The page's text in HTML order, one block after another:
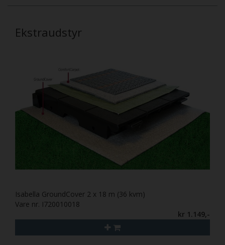
Ekstraudstyr
Isabella GroundCover 2 x 18 m (36 kvm)
Vare nr. I720010018
kr 1.149,-